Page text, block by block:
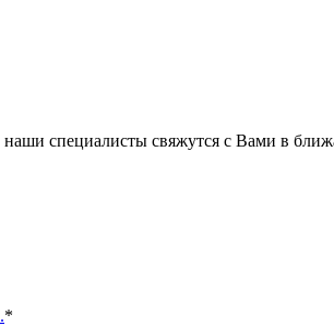
специалисты свяжутся с Вами в
*